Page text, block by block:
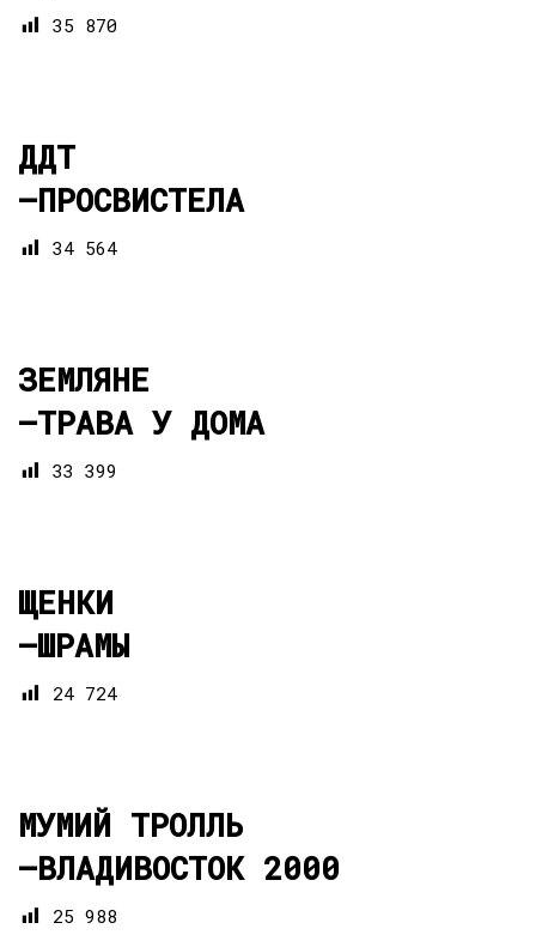
35 870
ДДТ
—ПРОСВИСТЕЛА
34 564
ЗЕМЛЯНЕ
—ТРАВА У ДОМА
33 399
ЩЕНКИ
—ШРАМЫ
24 724
МУМИЙ ТРОЛЛЬ
—ВЛАДИВОСТОК 2000
25 988